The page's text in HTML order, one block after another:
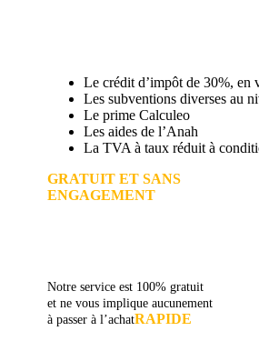
Le crédit d’impôt de 30%, en
Les subventions diverses au
Le prime Calculeo
Les aides de l’Anah
La TVA à taux réduit à
GRATUIT ET SANS
ENGAGEMENT
Notre service est 100% gratuit
et ne vous implique aucunement
à passer à l’achatRAPIDE